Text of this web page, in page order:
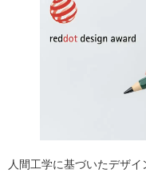
人間工学に基づいたデザイ